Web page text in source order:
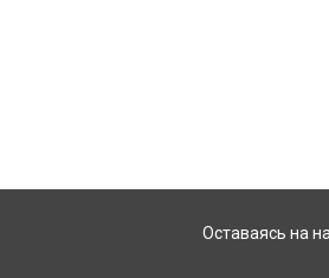
Оставаясь на